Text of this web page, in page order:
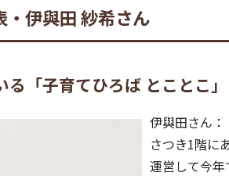
伊與田 紗希さん
「子育てひろば とことこ」
伊與田さん
さつき1階に
運営して今